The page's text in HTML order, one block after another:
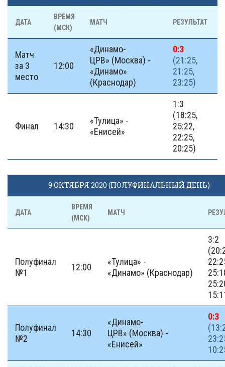
ДАТА
ВРЕМЯ
(МСК)
МАТЧ РЕЗУЛЬТАТ
Матч
за 3
место
12:00
«Динамо-
ЦРВ» (Москва) -
«Динамо»
(Краснодар)
0:3
(21:25,
21:25,
23:25)
Финал 14:30
«Тулица» -
«Енисей»
1:3
(18:25,
25:22,
22:25,
20:25)
9 ОКТЯБРЯ 2020 (ПОЛУФИНАЛЬНЫЙ ДЕНЬ)
ДАТА
ВРЕМЯ
(МСК)
МАТЧ
Полуфинал
№1
12:00
«Тулица» -
«Динамо» (Краснодар)
3:2
Полуфинал
№2
14:30
«Динамо-
ЦРВ» (Москва) -
«Енисей»
0:3